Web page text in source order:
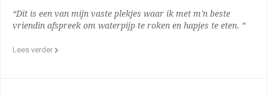
“Dit is een van mijn vaste plekjes waar ik met m'n beste
vriendin afspreek om waterpijp te roken en hapjes te eten. ”
Lees verder